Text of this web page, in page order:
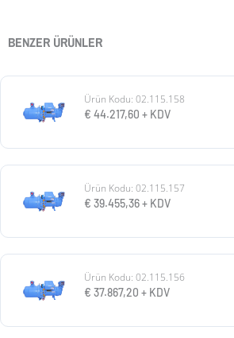
BENZER ÜRÜNLER
Ürün Kodu: 02.115.158
€ 44.217,60 + KDV
Ürün Kodu: 02.115.157
€ 39.455,36+ KDV
Ürün Kodu: 02.115.156
€ 37.867,20 + KDV